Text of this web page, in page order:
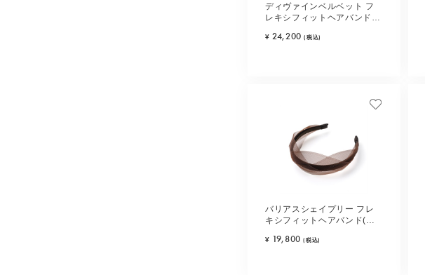
ディヴァインベルベット フ
レキシフィットヘアバンド
¥ 24,200 (税込)
バリアスシェイプリー フレ
キシフィットヘアバンド(ブ
¥ 19,800 (税込)